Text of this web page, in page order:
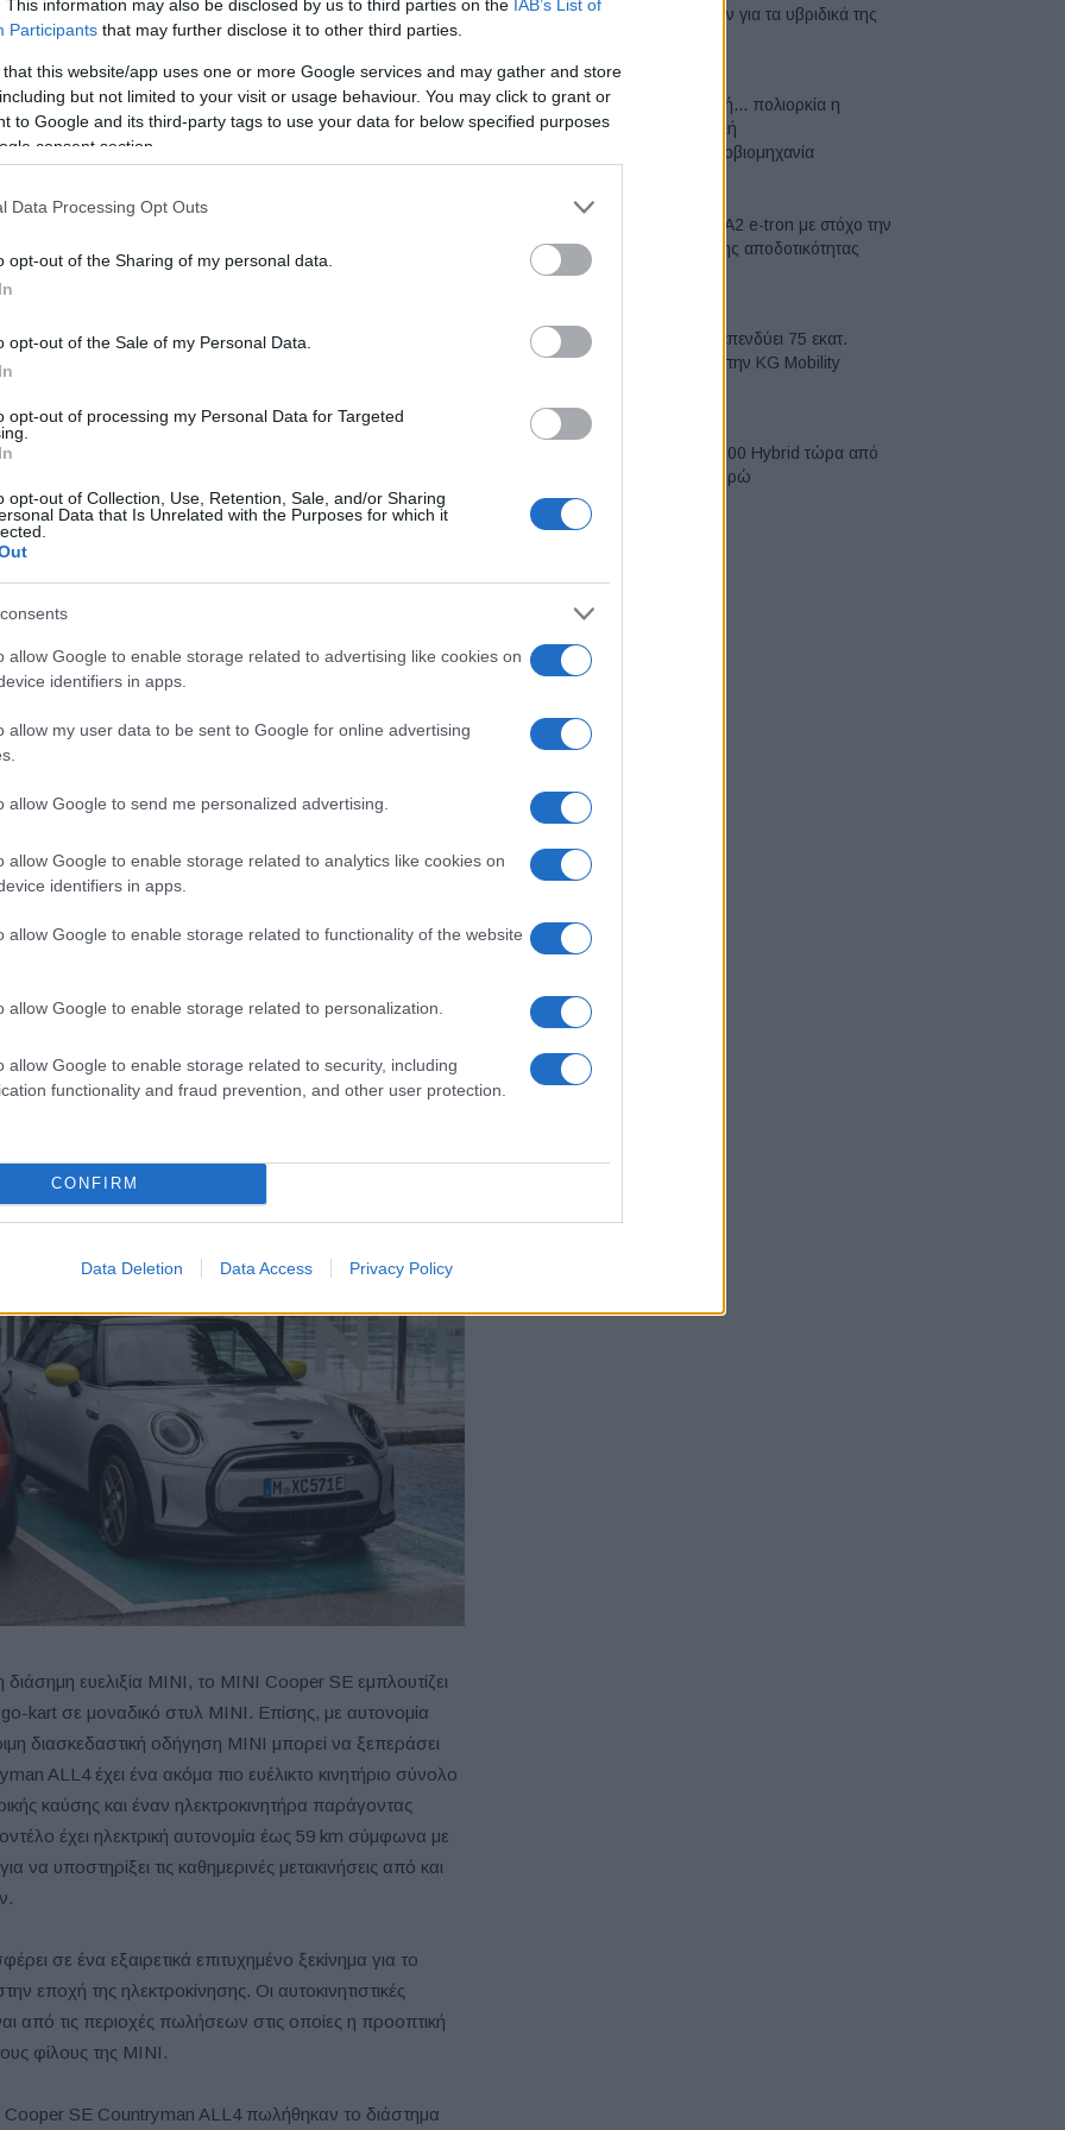
This information may also be disclosed by us to third parties on the IAB’s List of
Participants that may further disclose it to other third parties.
that this website/app uses one or more Google services and may gather and store
but not limited to your visit or usage behaviour. You may click to grant or
to Google and its third-party tags to use your data for below specified purposes
consent section.
Data Processing Opt Outs
opt-out of the Sharing of my personal data.
opt-out of the Sale of my Personal Data.
opt-out of processing my Personal Data for Targeted
opt-out of Collection, Use, Retention, Sale, and/or Sharing
Data that Is Unrelated with the Purposes for which it
allow Google to enable storage related to advertising like cookies on
identifiers in apps.
allow my user data to be sent to Google for online advertising
allow Google to send me personalized advertising.
allow Google to enable storage related to analytics like cookies on
identifiers in apps.
allow Google to enable storage related to functionality of the website
allow Google to enable storage related to personalization.
allow Google to enable storage related to security, including
functionality and fraud prevention, and other user protection.
CONFIRM
Data Deletion Data Access Privacy Policy
όλο τον κόσμο δείχνουν έμπρακτα τον ενθουσιασμό
εξάμηνο του 2021, το μερίδιο αυτών των
της Βρετανικής πολυτελούς μάρκας ήδη
157.799 αυτοκίνητα σε όλο τον κόσμο από τον
το αποτέλεσμα της αντίστοιχης περσινής περιόδου
των οχημάτων MINI με εξηλεκτρισμένα κινητήρια
εξάμηνο του 2021.
μηδενικών ρύπων αναδεικνύεται το αμιγώς
ηλεκτρικής ενέργειας: 17,6 – 15,2 kWh/100 km
με πωλήσεις 13.454 μονάδων το διάστημα
του πρώτου αμιγώς ηλεκτρικού μοντέλου της
στην αγορά μέχρι το τέλος Ιουνίου 2021.
πελάτες υπέρ μιας βιώσιμης διασκεδαστικής
l/100 km κατά NEDC, συνδυασμένη κατανάλωση
WLTP, 14,8 – 14,1 kWh/100 km κατά NEDC,
WLTP, 48 – 44 g/km κατά NEDC). Το plug-in υβριδικό
τις πωλήσεις του στις 10.323 μονάδες το πρώτο
και την απόδοση των οχημάτων της και επόμενο
δήλωσε ο
μηδενικών εκπομπών ρύπων είναι ο ιδανικός
ευελιξία ΜΙΝΙ, το MINI Cooper SE εμπλουτίζει
kart σε μοναδικό στυλ ΜΙΝΙ. Επίσης, με αυτονομία
διασκεδαστική οδήγηση MINI μπορεί να ξεπεράσει
ALL4 έχει ένα ακόμα πιο ευέλικτο κινητήριο σύνολο
καύσης και έναν ηλεκτροκινητήρα παράγοντας
έχει ηλεκτρική αυτονομία έως 59 km σύμφωνα με
υποστηρίξει τις καθημερινές μετακινήσεις από και
σε ένα εξαιρετικά επιτυχημένο ξεκίνημα για το
εποχή της ηλεκτροκίνησης. Οι αυτοκινητιστικές
από τις περιοχές πωλήσεων στις οποίες η προοπτική
φίλους της ΜΙΝΙ.
SE Countryman ALL4 πωλήθηκαν το διάστημα
μπαταριών για τα υβριδικά της
Σε κινεζική… πολιορκία η
ευρωπαϊκή
αυτοκινητοβιομηχανία
Νέο Audi A2 e-tron με στόχο την
κορυφή της αποδοτικότητας
Η Chery επενδύει 75 εκατ.
δολάρια στην KG Mobility
Το FIAT 500 Hybrid τώρα από
18.990 ευρώ